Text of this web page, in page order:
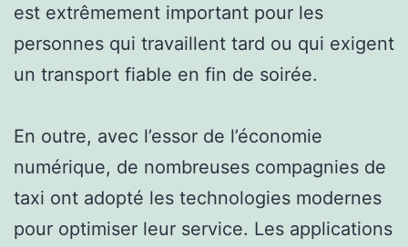
est extrêmement important pour les
personnes qui travaillent tard ou qui exigent
un transport fiable en fin de soirée.
En outre, avec l’essor de l’économie
numérique, de nombreuses compagnies de
taxi ont adopté les technologies modernes
pour optimiser leur service. Les applications